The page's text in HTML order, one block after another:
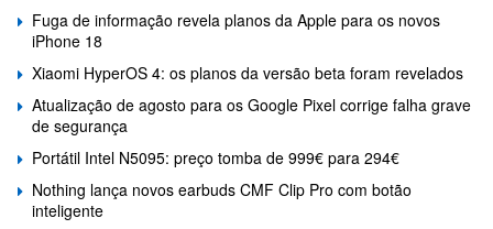
Fuga de informação revela planos da Apple para os novos
iPhone 18
Xiaomi HyperOS 4: os planos da versão beta foram revelados
Atualização de agosto para os Google Pixel corrige falha grave
de segurança
Portátil Intel N5095: preço tomba de 999€ para 294€
Nothing lança novos earbuds CMF Clip Pro com botão
inteligente